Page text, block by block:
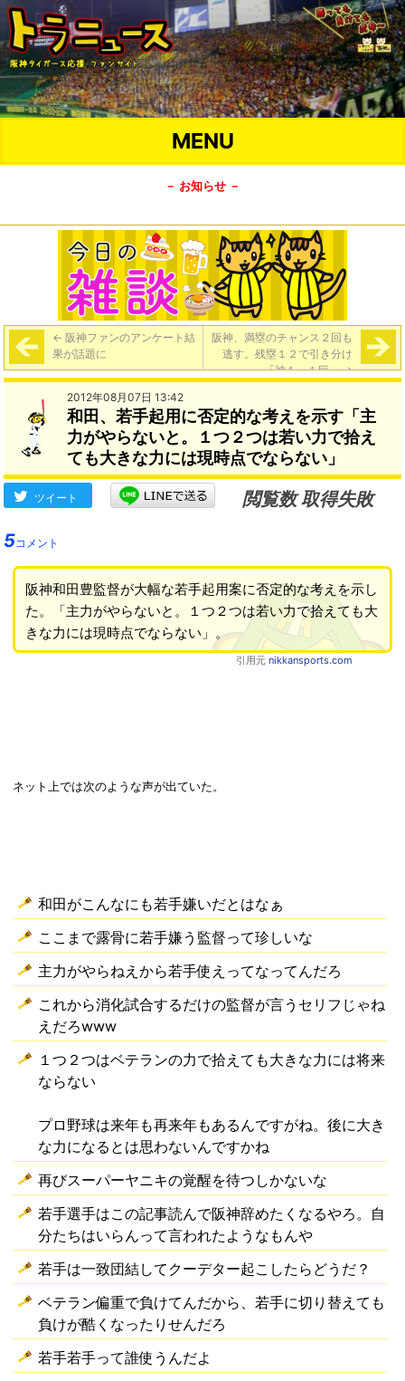
MENU
－ お知らせ －
← 阪神ファンのアンケート結
果が話題に
阪神、満塁のチャンス２回も
逃す。残塁１２で引き分け
「神１－１巨」→
2012年08月07日 13:42
和田、若手起用に否定的な考えを示す「主
力がやらないと。１つ２つは若い力で拾え
ても大きな力には現時点でならない」
ツイート
閲覧数 取得失敗
5コメント
阪神和田豊監督が大幅な若手起用案に否定的な考えを示し
た。「主力がやらないと。１つ２つは若い力で拾えても大
きな力には現時点でならない」。
引用元 nikkansports.com
ネット上では次のような声が出ていた。
和田がこんなにも若手嫌いだとはなぁ
ここまで露骨に若手嫌う監督って珍しいな
主力がやらねえから若手使えってなってんだろ
これから消化試合するだけの監督が言うセリフじゃね
えだろwww
１つ２つはベテランの力で拾えても大きな力には将来
ならない
プロ野球は来年も再来年もあるんですがね。後に大き
な力になるとは思わないんですかね
再びスーパーヤニキの覚醒を待つしかないな
若手選手はこの記事読んで阪神辞めたくなるやろ。自
分たちはいらんって言われたようなもんや
若手は一致団結してクーデター起こしたらどうだ？
ベテラン偏重で負けてんだから、若手に切り替えても
負けが酷くなったりせんだろ
若手若手って誰使うんだよ